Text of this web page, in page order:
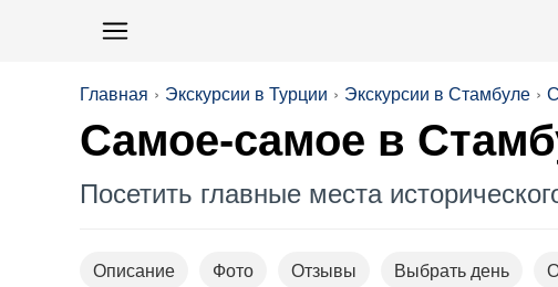
Главная Экскурсии в Турции Экскурсии в Стамбуле
Самое-самое в
Посетить главные места
Описание Фото Отзывы Выбрать день